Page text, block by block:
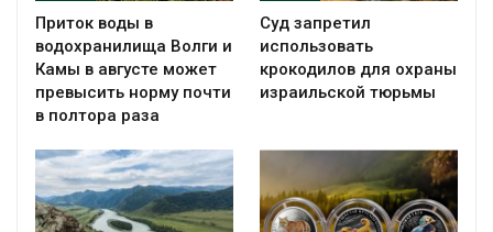
Приток воды в
водохранилища Волги и
Камы в августе может
превысить норму почти
в полтора раза
Суд запретил
использовать
крокодилов для охраны
израильской тюрьмы